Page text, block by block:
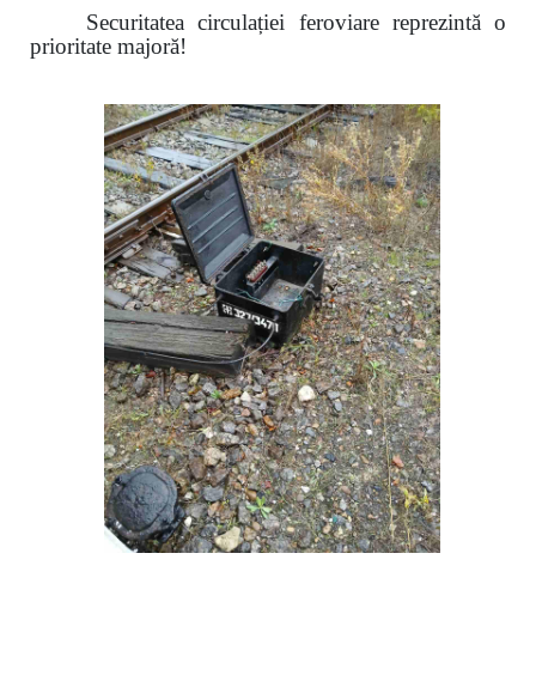
Securitatea circulației feroviare reprezintă o
prioritate majoră!